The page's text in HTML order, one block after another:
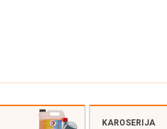
KAROSERIJA